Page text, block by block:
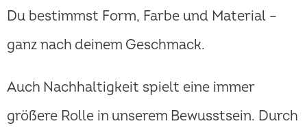
Du bestimmst Form, Farbe und Material –
ganz nach deinem Geschmack.
Auch Nachhaltigkeit spielt eine immer
größere Rolle in unserem Bewusstsein. Durch